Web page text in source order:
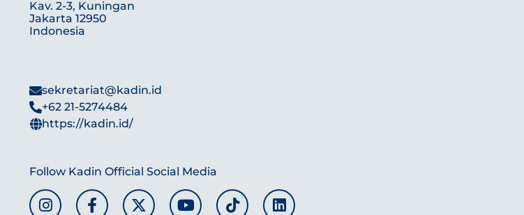
Kav. 2-3, Kuningan
Jakarta 12950
Indonesia
sekretariat@kadin.id
+62 21-5274484
https://kadin.id/
Follow Kadin Official Social Media